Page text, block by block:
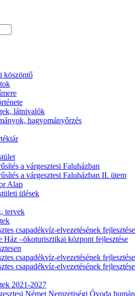
köszöntő
látnivalók
hagyományőrzés
a várgesztesi Faluházban
a várgesztesi Faluházban II. ütem
Alap
ülések
tervek
csapadékvíz-elvezetésének fejlesztése
Ház –ökoturisztikai központ fejlesztése
csapadékvíz-elvezetésének fejlesztése
csapadékvíz-elvezetésének fejlesztése
2021-2027
Német Nemzetiségi Óvoda humán